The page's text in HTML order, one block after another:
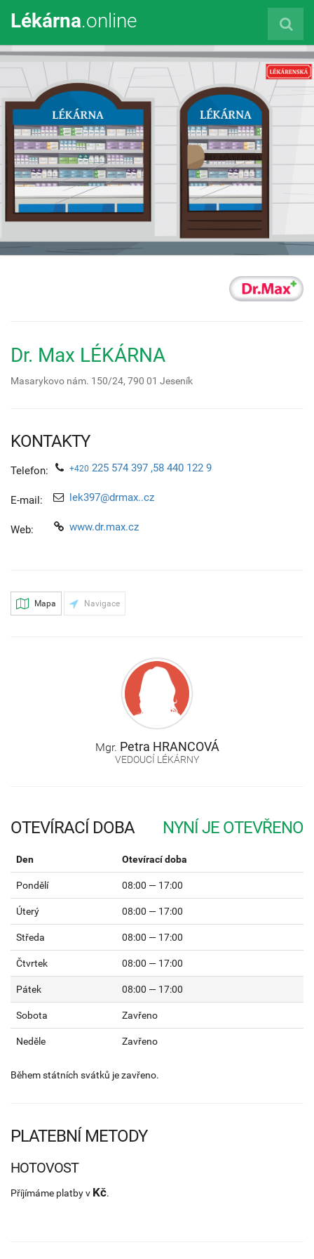
Lékárna.online
Dr. Max LÉKÁRNA
Masarykovo nám. 150/24, 790 01 Jeseník
KONTAKTY
Telefon: +420 225 574 397 ,58 440 122 9
E-mail: lek397@drmax..cz
Web: www.dr.max.cz
Mapa Navigace
Mgr. Petra HRANCOVÁ
VEDOUCÍ LÉKÁRNY
OTEVÍRACÍ DOBA
Den Otevírací doba
Pondělí 08:00 — 17:00
Úterý 08:00 — 17:00
Středa 08:00 — 17:00
Čtvrtek 08:00 — 17:00
Pátek 08:00 — 17:00
Sobota Zavřeno
Neděle Zavřeno
Během státních svátků je zavřeno.
PLATEBNÍ METODY
HOTOVOST
Příjímáme platby v Kč.